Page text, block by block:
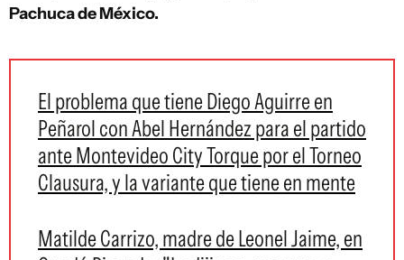
Pachuca de México.
El problema que tiene Diego Aguirre en
Peñarol con Abel Hernández para el partido
ante Montevideo City Torque por el Torneo
Clausura, y la variante que tiene en mente
Matilde Carrizo, madre de Leonel Jaime, en